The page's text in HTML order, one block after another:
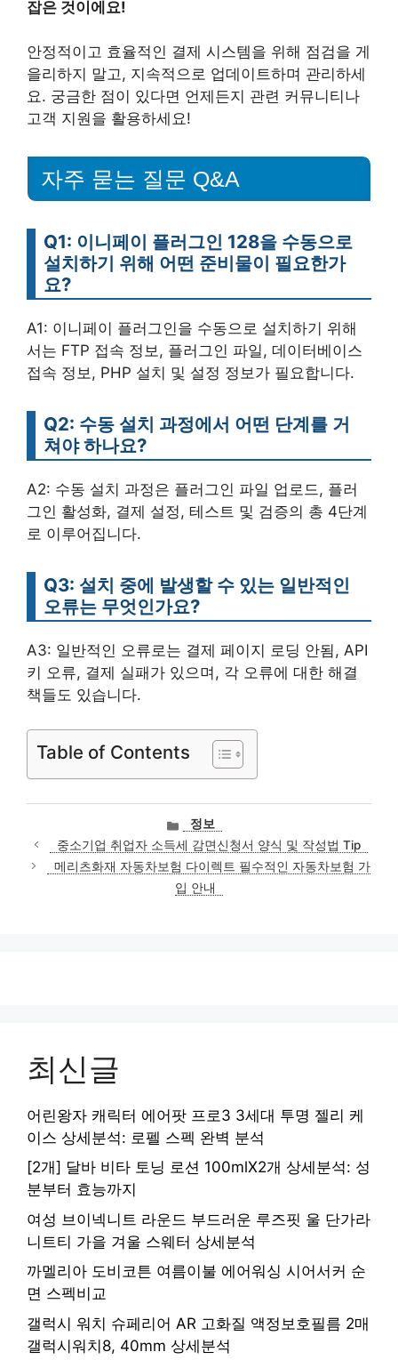
잡은 것이에요!
안정적이고 효율적인 결제 시스템을 위해 점검을 게
을리하지 말고, 지속적으로 업데이트하며 관리하세
요. 궁금한 점이 있다면 언제든지 관련 커뮤니티나
고객 지원을 활용하세요!
자주 묻는 질문 Q&A
Q1: 이니페이 플러그인 128을 수동으로
설치하기 위해 어떤 준비물이 필요한가
요?
A1: 이니페이 플러그인을 수동으로 설치하기 위해
서는 FTP 접속 정보, 플러그인 파일, 데이터베이스
접속 정보, PHP 설치 및 설정 정보가 필요합니다.
Q2: 수동 설치 과정에서 어떤 단계를 거
쳐야 하나요?
A2: 수동 설치 과정은 플러그인 파일 업로드, 플러
그인 활성화, 결제 설정, 테스트 및 검증의 총 4단계
로 이루어집니다.
Q3: 설치 중에 발생할 수 있는 일반적인
오류는 무엇인가요?
A3: 일반적인 오류로는 결제 페이지 로딩 안됨, API
키 오류, 결제 실패가 있으며, 각 오류에 대한 해결
책들도 있습니다.
Table of Contents
카
테
고
리
정보
중소기업 취업자 소득세 감면신청서 양식 및 작성법 Tip
메리츠화재 자동차보험 다이렉트 필수적인 자동차보험 가
입 안내
최신글
어린왕자 캐릭터 에어팟 프로3 3세대 투명 젤리 케
이스 상세분석: 로펠 스펙 완벽 분석
[2개] 달바 비타 토닝 로션 100mlX2개 상세분석: 성
분부터 효능까지
여성 브이넥니트 라운드 부드러운 루즈핏 울 단가라
니트티 가을 겨울 스웨터 상세분석
까멜리아 도비코튼 여름이불 에어워싱 시어서커 순
면 스펙비교
갤럭시 워치 슈페리어 AR 고화질 액정보호필름 2매
갤럭시워치8, 40mm 상세분석